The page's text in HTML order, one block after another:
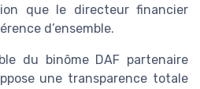
que le directeur financier
d’ensemble.
du binôme DAF partenaire
une transparence totale